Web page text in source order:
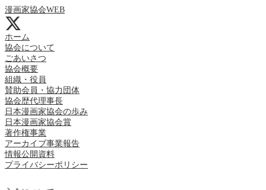
漫画家協会WEB
ホーム
協会について
ごあいさつ
協会概要
組織・役員
賛助会員・協力団体
協会歴代理事長
日本漫画家協会の歩み
日本漫画家協会賞
著作権事業
アーカイブ事業報告
情報公開資料
プライバシーポリシー